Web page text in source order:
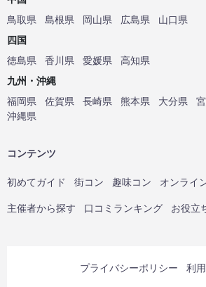
鳥取県
島根県 岡山県 広島県
山口県
四国
徳島県
香川県 愛媛県
高知県
九州・沖縄
福岡県
佐賀県 長崎県 熊本県 大分県
沖縄県
コンテンツ
初めてガイド 街コン 趣味コン オンライ
主催者から探す 口コミランキング お役立
プライバシーポリシー 利